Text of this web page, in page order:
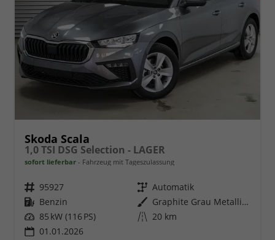
Skoda Scala
1,0 TSI DSG Selection - LAGER
sofort lieferbar Fahrzeug mit Tageszulassung
Fahrzeugnr. 95927 Getriebe Automatik
Kraftstoff Benzin Außenfarbe
Graphite Grau Metallic (5X)
Leistung 85 kW (116 PS) Kilometerstand 20 km
01.01.2026